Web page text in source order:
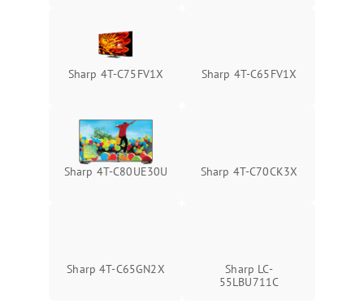
Sharp 4T-C75FV1X Sharp 4T-C65FV1X
Sharp 4T-C80UE30U Sharp 4T-C70CK3X
Sharp 4T-C65GN2X
Sharp LC-
55LBU711C